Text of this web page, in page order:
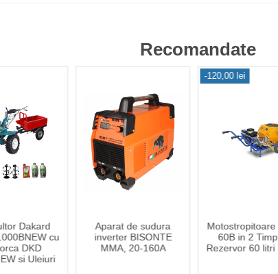
Recomandate
Dakard
cu
DKD
si Uleiuri
Aparat de sudura
inverter BISONTE
MMA, 20-160A
-120,00 lei
Motostropitoare
60B in 2
Rezervor 60 litri